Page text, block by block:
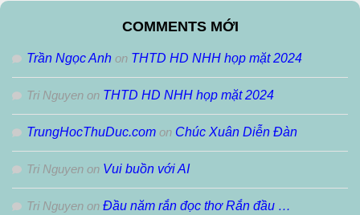
COMMENTS MỚI
Trần Ngọc Anh on THTD HD NHH họp mặt 2024
Tri Nguyen on THTD HD NHH họp mặt 2024
TrungHocThuDuc.com on Chúc Xuân Diễn Đàn
Tri Nguyen on Vui buồn với AI
Tri Nguyen on Đầu năm rắn đọc thơ Rắn đầu …